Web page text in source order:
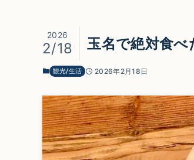
玉名で絶対食
2026
2/18
観光/生活 2026年2月18日